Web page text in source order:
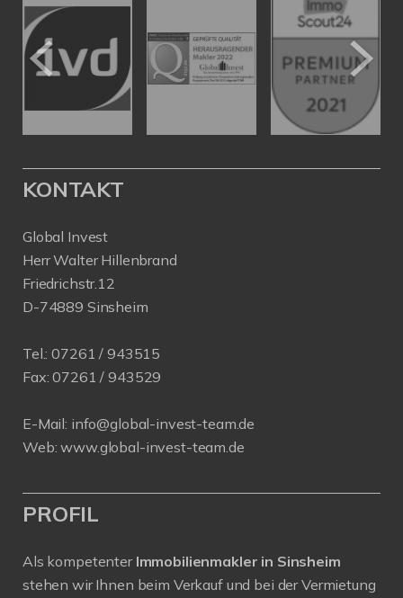
KONTAKT
Global Invest
Herr Walter Hillenbrand
Friedrichstr.12
D-74889 Sinsheim
Tel.:07261 / 943515
Fax: 07261 / 943529
E-Mail: info@global-invest-team.de
Web:www.global-invest-team.de
PROFIL
Als kompetenter Immobilienmakler in Sinsheim
stehen wir Ihnen beim Verkauf und bei der Vermietung